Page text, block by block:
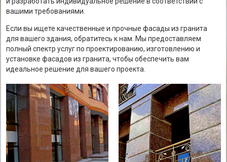
вашими требованиями.
Если вы ищете качественные и прочные фасады из гранита
для вашего здания, обратитесь к нам. Мы предоставляем
полный спектр услуг по проектированию, изготовлению и
установке фасадов из гранита, чтобы обеспечить вам
идеальное решение для вашего проекта.